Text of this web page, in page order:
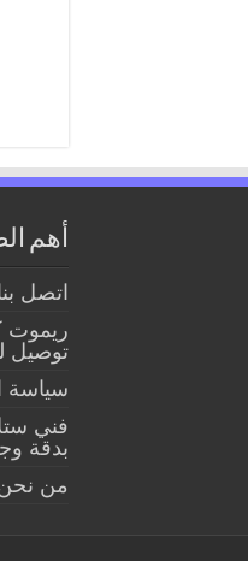
أهم
اتصل
ريموت
توصيل
سياسة
فني
بدقة
من